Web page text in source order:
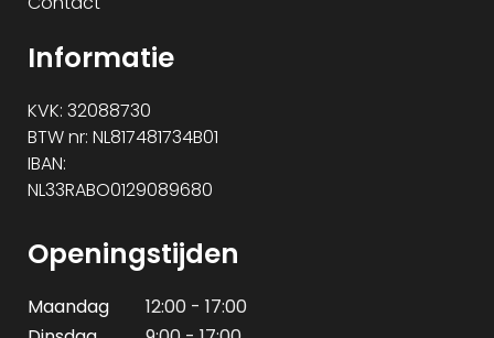
Informatie
KVK: 32088730
BTW nr: NL817481734B01
IBAN:
NL33RABO0129089680
Openingstijden
Maandag
12:00 - 17:00